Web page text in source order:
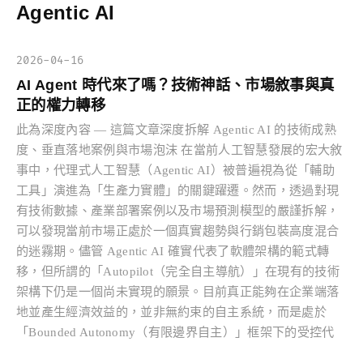
Agentic AI
2026-04-16
AI Agent 時代來了嗎？技術神話、市場敘事與真
正的權力轉移
此為深度內容 — 這篇文章深度拆解 Agentic AI 的技術成熟
度、垂直落地案例與市場泡沫 在當前人工智慧發展的宏大敘
事中，代理式人工智慧（Agentic AI）被普遍視為從「輔助
工具」演進為「生產力實體」的關鍵躍遷。然而，透過對現
有技術數據、產業部署案例以及市場預測模型的嚴謹拆解，
可以發現當前市場正處於一個真實趨勢與行銷包裝高度混合
的迷霧期。儘管 Agentic AI 確實代表了軟體架構的範式轉
移，但所謂的「Autopilot（完全自主導航）」在現有的技術
架構下仍是一個尚未實現的願景。目前真正能夠在企業端落
地並產生經濟效益的，並非無約束的自主系統，而是處於
「Bounded Autonomy（有限邊界自主）」框架下的受控代